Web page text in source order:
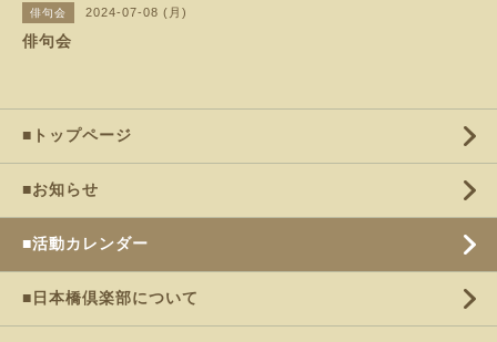
俳句会 2024-07-08 (月)
俳句会
■トップページ
■お知らせ
■活動カレンダー
■日本橋倶楽部について